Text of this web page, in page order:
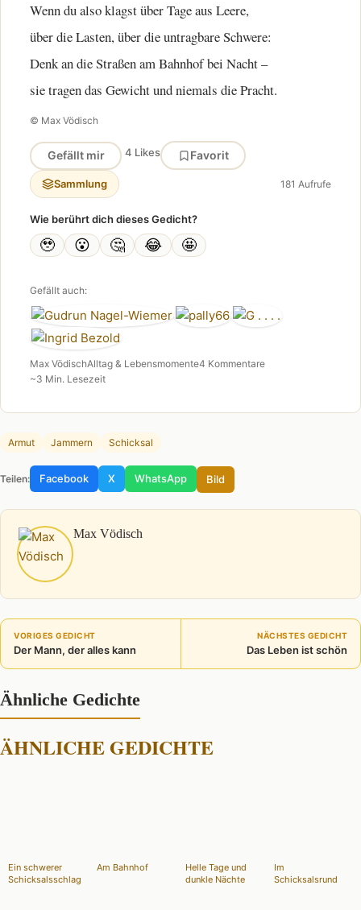
Wenn du also klagst über Tage aus Leere,
über die Lasten, über die untragbare Schwere:
Denk an die Straßen am Bahnhof bei Nacht –
sie tragen das Gewicht und niemals die Pracht.
© Max Vödisch
Gefällt mir 4 Likes Favorit
Sammlung 181 Aufrufe
Wie berührt dich dieses Gedicht?
🥹 😮 🤔 😂 🤩
Gefällt auch:
Max VödischAlltag & Lebensmomente4 Kommentare
~3 Min. Lesezeit
Armut Jammern Schicksal
Teilen: Facebook X WhatsApp Bild
Max Vödisch
VORIGES GEDICHT
Der Mann, der alles kann
NÄCHSTES GEDICHT
Das Leben ist schön
Ähnliche Gedichte
ÄHNLICHE GEDICHTE
Ein schwerer
Schicksalsschlag
Am Bahnhof
Helle Tage und
dunkle Nächte
Im
Schicksalsrund